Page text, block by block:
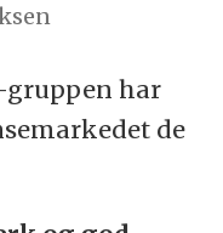
gruppen har
de